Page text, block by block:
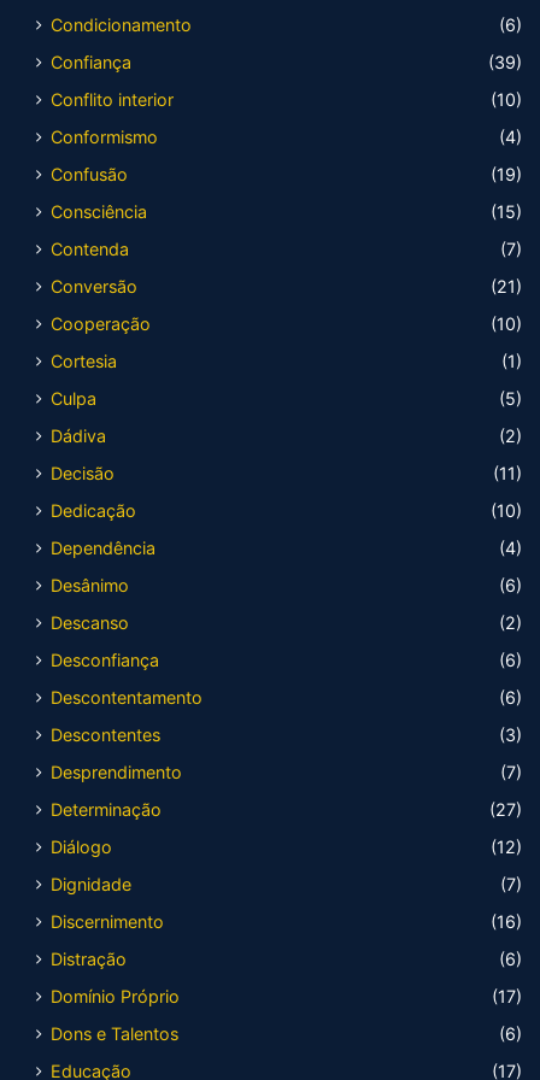
Condicionamento
(6)
Confiança
(39)
Conflito interior
(10)
Conformismo
(4)
Confusão
(19)
Consciência
(15)
Contenda
(7)
Conversão
(21)
Cooperação
(10)
Cortesia
(1)
Culpa
(5)
Dádiva
(2)
Decisão
(11)
Dedicação
(10)
Dependência
(4)
Desânimo
(6)
Descanso
(2)
Desconfiança
(6)
Descontentamento
(6)
Descontentes
(3)
Desprendimento
(7)
Determinação
(27)
Diálogo
(12)
Dignidade
(7)
Discernimento
(16)
Distração
(6)
Domínio Próprio
(17)
Dons e Talentos
(6)
Educação
(17)